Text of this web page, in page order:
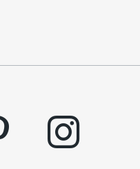
instagram